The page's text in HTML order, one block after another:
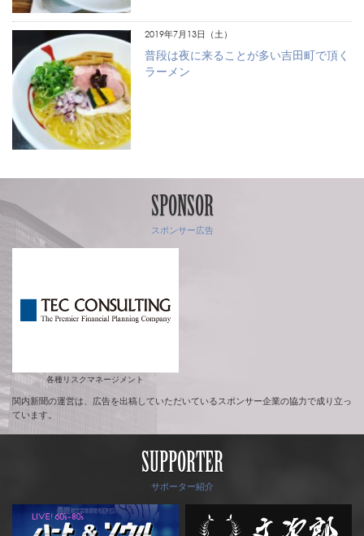
2019年7月13日（土）
普段は夜に来ることが多い吉田町で頂く
ラーメン
SPONSOR
スポンサー広告
各種リスクマネージメント
関内新聞の運営は、広告を出稿していただいているスポンサー企業の協力で成り立っ
ています。
SUPPORTER
サポーター紹介